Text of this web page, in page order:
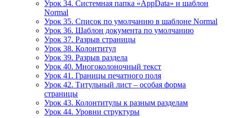
Урок 34. Системная папка «AppData» и шаблон
Normal
Урок 35. Список по умолчанию в шаблоне Normal
Урок 36. Шаблон документа по умолчанию
Урок 37. Разрыв страницы
Урок 38. Колонтитул
Урок 39. Разрыв раздела
Урок 40. Многоколоночный текст
Урок 41. Границы печатного поля
Урок 42. Титульный лист – особая форма
страницы
Урок 43. Колонтитулы к разным разделам
Урок 44. Уровни структуры